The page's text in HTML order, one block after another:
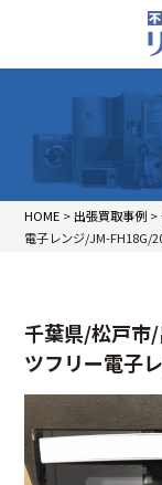
HOME > 出張買取事例 >
電子レンジ/JM-FH18G/
千葉県/松戸市
ツフリー電子